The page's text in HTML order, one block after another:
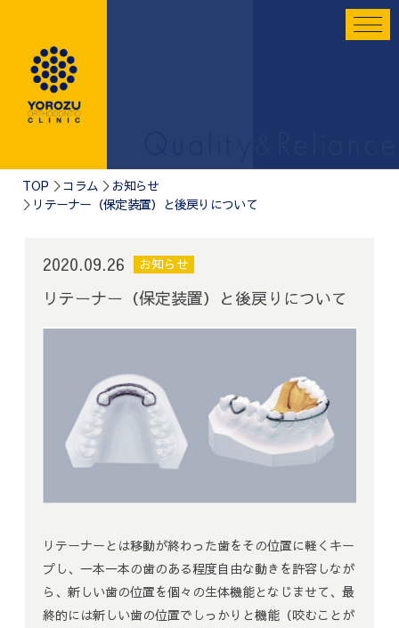
TOP コラム
お知らせ
リテーナー（保定装置）と後戻りについて
2020.09.26 お知らせ
リテーナー（保定装置）と後戻りについて
リテーナーとは移動が終わった歯をその位置に軽くキー
プし、一本一本の歯のある程度自由な動きを許容しなが
ら、新しい歯の位置を個々の生体機能となじませて、最
終的には新しい歯の位置でしっかりと機能（咬むことが